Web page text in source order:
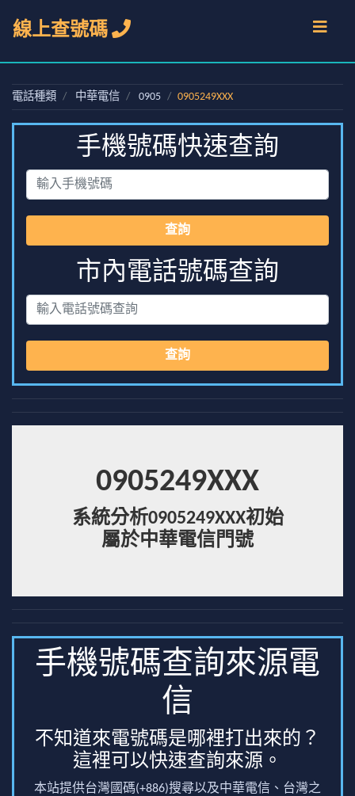
線上查號碼
電話種類 中華電信 0905 0905249XXX
手機號碼快速查詢
查詢
市內電話號碼查詢
查詢
0905249XXX
系統分析0905249XXX初始
屬於中華電信門號
手機號碼查詢來源電
信
不知道來電號碼是哪裡打出來的？
這裡可以快速查詢來源。
本站提供台灣國碼(+886)搜尋以及中華電信、台灣之